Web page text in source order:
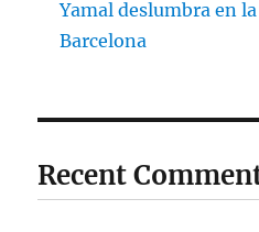
Yamal deslumbra en
Barcelona
Recent